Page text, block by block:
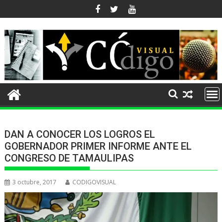
al
contenido
DAN A CONOCER LOS LOGROS EL
GOBERNADOR PRIMER INFORME ANTE EL
CONGRESO DE TAMAULIPAS
3 octubre, 2017 CODIGOVISUAL